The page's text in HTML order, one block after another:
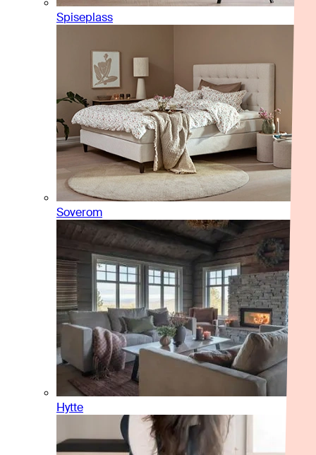
Spiseplass
Soverom
Hytte